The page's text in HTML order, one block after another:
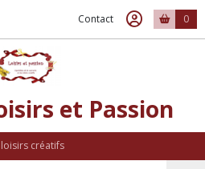
Contact 0
et Passion
créatifs